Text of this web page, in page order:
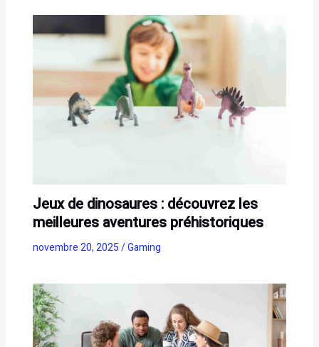
Jeux de dinosaures : découvrez les
meilleures aventures préhistoriques
novembre 20, 2025/Gaming